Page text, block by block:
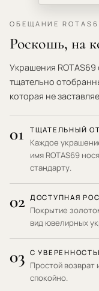
ОБЕЩАНИЕ
Роскошь, на
Украшения
тщательно
которая не
01 ТЩАТЕЛЬНЫЙ
Каждое
имя ROTAS69
стандарту.
02 ДОСТУПНАЯ
Покрытие
вид ювелирных
03 С
Простой возврат
спокойно.